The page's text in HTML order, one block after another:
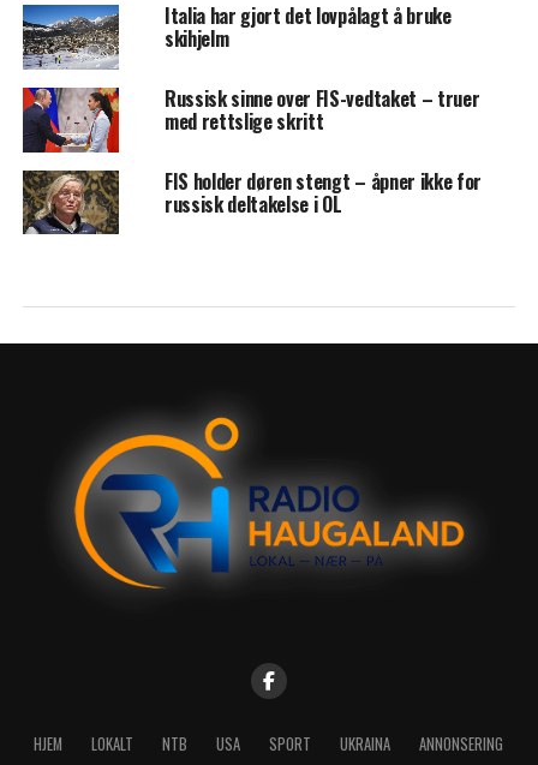
Italia har gjort det lovpålagt å bruke
skihjelm
Russisk sinne over FIS-vedtaket – truer
med rettslige skritt
FIS holder døren stengt – åpner ikke for
russisk deltakelse i OL
HJEM LOKALT NTB USA SPORT UKRAINA
ANNONSERING